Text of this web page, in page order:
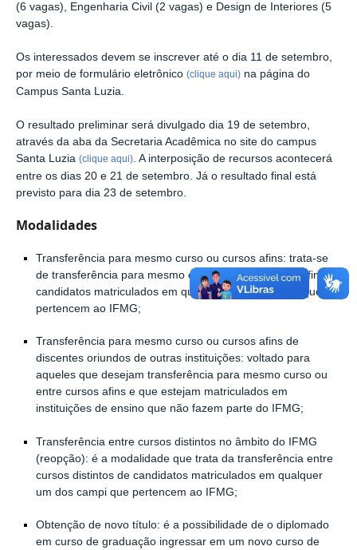
(6 vagas), Engenharia Civil (2 vagas) e Design de Interiores (5
vagas).
Os interessados devem se inscrever até o dia 11 de setembro,
por meio de formulário eletrônico (clique aqui) na página do
Campus Santa Luzia.
O resultado preliminar será divulgado dia 19 de setembro,
através da aba da Secretaria Acadêmica no site do campus
Santa Luzia (clique aqui) . A interposição de recursos acontecerá
entre os dias 20 e 21 de setembro. Já o resultado final está
previsto para dia 23 de setembro.
Modalidades
Transferência para mesmo curso ou cursos afins: trata-se
de transferência para mesmo curso ou entre cursos afins de
candidatos matriculados em qualquer um dos campi que
pertencem ao IFMG;
Transferência para mesmo curso ou cursos afins de
discentes oriundos de outras instituições: voltado para
aqueles que desejam transferência para mesmo curso ou
entre cursos afins e que estejam matriculados em
instituições de ensino que não fazem parte do IFMG;
Transferência entre cursos distintos no âmbito do IFMG
(reopção): é a modalidade que trata da transferência entre
cursos distintos de candidatos matriculados em qualquer
um dos campi que pertencem ao IFMG;
Obtenção de novo título: é a possibilidade de o diplomado
em curso de graduação ingressar em um novo curso de